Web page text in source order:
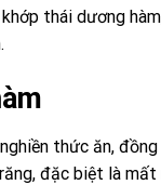
thái dương
thức ăn,
đặc biệt là